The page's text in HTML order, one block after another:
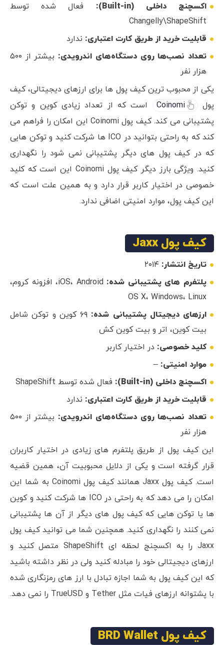
اکسچنج داخلی (Built-in):
فعال شده توسط
Changelly\ShapeShift
قابلیت خرید از طریق کارت اعتباری: ندارد
تعداد نصب‌ها روی دستگاه‌های اندرویدی:
بیشتر از ۵۰۰
هزار نفر
یکی از محبوب ترین کیف پول ها برای ارزهای دیجیتالی، کیف
پول
Coinomi
است که از تعداد زیادی کوین و توکن
پشتیبانی می کند. کیف پول Coinomi این امکان را فراهم می
کند که به راحتی بتوانید در ICO ها شرکت کنید و توکن هایی
که در کیف پول های دیگر پشتیبانی نمی شود را نگهداری
کنید. ویژگی بارز دیگر کیف پول Coinomi این است که کلید
خصوصی در اختیار کاربر قرار دارد و به همین علت است که
این کیف پول، موارد امنیتی اضافی ندارد.
کیف پول Jaxx
تاریخ انتشار:
پلتفرم های پشتیبانی شده:
iOS، Android، افزونه کروم،
OS X، Windows، Linux
ارزهای دیجیتال پشتیبانی شده:
۶۹ کوین و توکن شامل
بیت کوین، اتر و بیت کوین کش
کلید خصوصی: در اختیار کاربر
موارد امنیتی: –
اکسچنج داخلی (Built-in):
فعال شده توسط ShapeShift
قابلیت خرید از طریق کارت اعتباری: ندارد
تعداد نصب‌ها روی دستگاه‌های اندرویدی:
بیشتر از ۵۰۰
هزار نفر
این کیف پول از طریق پلتفرم های زیادی در اختیار کاربران
قرار گرفته است و یکی از دلایل محبوبیت آن، همین قضیه
است. کیف پول Jaxx همانند کیف پول Coinomi به شما این
امکان را می دهد که به راحتی در ICO ها شرکت کنید و کوین
ها یا توکن هایی که کیف پول های دیگر از آن ها پشتیبانی
نمی کنند را نگهداری کنید. همچنین شما می توانید کیف پول
Jaxx را به اکسچنج لحظه ای ShapeShift متصل کنید و
ارزهای دیجیتالی خود را مبادله کنید ولی در نظر داشته باشید
که این کیف پول به شما اجازه تبادل با ارز های رمزنگاری شده
با پشتوانه ارزهای فیات مثل Tether و TrueUSD را نمی دهد.
کیف پول BRD Wallet